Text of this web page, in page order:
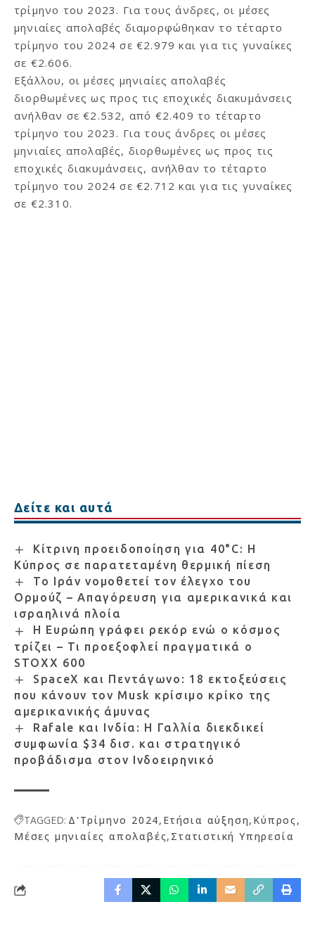
τρίμηνο του 2023. Για τους άνδρες, οι μέσες
μηνιαίες απολαβές διαμορφώθηκαν το τέταρτο
τρίμηνο του 2024 σε €2.979 και για τις γυναίκες
σε €2.606.
Εξάλλου, οι μέσες μηνιαίες απολαβές
διορθωμένες ως προς τις εποχικές διακυμάνσεις
ανήλθαν σε €2.532, από €2.409 το τέταρτο
τρίμηνο του 2023. Για τους άνδρες οι μέσες
μηνιαίες απολαβές, διορθωμένες ως προς τις
εποχικές διακυμάνσεις, ανήλθαν το τέταρτο
τρίμηνο του 2024 σε €2.712 και για τις γυναίκες
σε €2.310.
Δείτε και αυτά
Κίτρινη προειδοποίηση για 40°C: Η
Κύπρος σε παρατεταμένη θερμική πίεση
Το Ιράν νομοθετεί τον έλεγχο του
Ορμούζ – Απαγόρευση για αμερικανικά και
ισραηλινά πλοία
Η Ευρώπη γράφει ρεκόρ ενώ ο κόσμος
τρίζει – Τι προεξοφλεί πραγματικά ο
STOXX 600
SpaceX και Πεντάγωνο: 18 εκτοξεύσεις
που κάνουν τον Musk κρίσιμο κρίκο της
αμερικανικής άμυνας
Rafale και Ινδία: Η Γαλλία διεκδικεί
συμφωνία $34 δισ. και στρατηγικό
προβάδισμα στον Ινδοειρηνικό
TAGGED: Δ'Τρίμηνο 2024 Ετήσια αύξηση Κύπρος
Μέσες μηνιαίες απολαβές Στατιστική Υπηρεσία